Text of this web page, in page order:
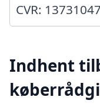
CVR: 13731047
Indhent